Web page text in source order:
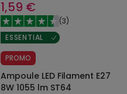
1,59 €
(3)
ESSENTIAL
PROMO
Ampoule LED Filament E27
8W 1055 lm ST64